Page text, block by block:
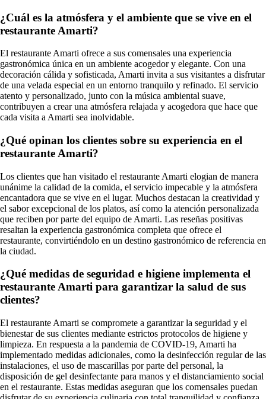
¿Cuál es la atmósfera y el ambiente que se vive en el
restaurante Amarti?
El restaurante Amarti ofrece a sus comensales una experiencia
gastronómica única en un ambiente acogedor y elegante. Con una
decoración cálida y sofisticada, Amarti invita a sus visitantes a disfrutar
de una velada especial en un entorno tranquilo y refinado. El servicio
atento y personalizado, junto con la música ambiental suave,
contribuyen a crear una atmósfera relajada y acogedora que hace que
cada visita a Amarti sea inolvidable.
¿Qué opinan los clientes sobre su experiencia en el
restaurante Amarti?
Los clientes que han visitado el restaurante Amarti elogian de manera
unánime la calidad de la comida, el servicio impecable y la atmósfera
encantadora que se vive en el lugar. Muchos destacan la creatividad y
el sabor excepcional de los platos, así como la atención personalizada
que reciben por parte del equipo de Amarti. Las reseñas positivas
resaltan la experiencia gastronómica completa que ofrece el
restaurante, convirtiéndolo en un destino gastronómico de referencia en
la ciudad.
¿Qué medidas de seguridad e higiene implementa el
restaurante Amarti para garantizar la salud de sus
clientes?
El restaurante Amarti se compromete a garantizar la seguridad y el
bienestar de sus clientes mediante estrictos protocolos de higiene y
limpieza. En respuesta a la pandemia de COVID-19, Amarti ha
implementado medidas adicionales, como la desinfección regular de las
instalaciones, el uso de mascarillas por parte del personal, la
disposición de gel desinfectante para manos y el distanciamiento social
en el restaurante. Estas medidas aseguran que los comensales puedan